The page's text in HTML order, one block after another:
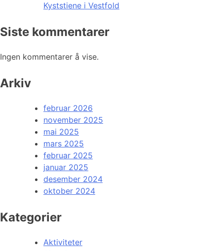
Kyststiene i Vestfold
Siste kommentarer
Ingen kommentarer å vise.
Arkiv
februar 2026
november 2025
mai 2025
mars 2025
februar 2025
januar 2025
desember 2024
oktober 2024
Kategorier
Aktiviteter